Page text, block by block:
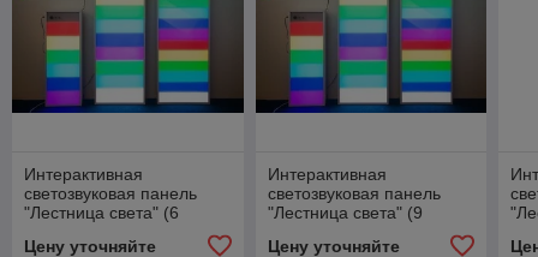
Интерактивная
светозвуковая панель
"Лестница света" (6
Цену уточняйте
Интерактивная
светозвуковая панель
"Лестница света" (9
Цену уточняйте